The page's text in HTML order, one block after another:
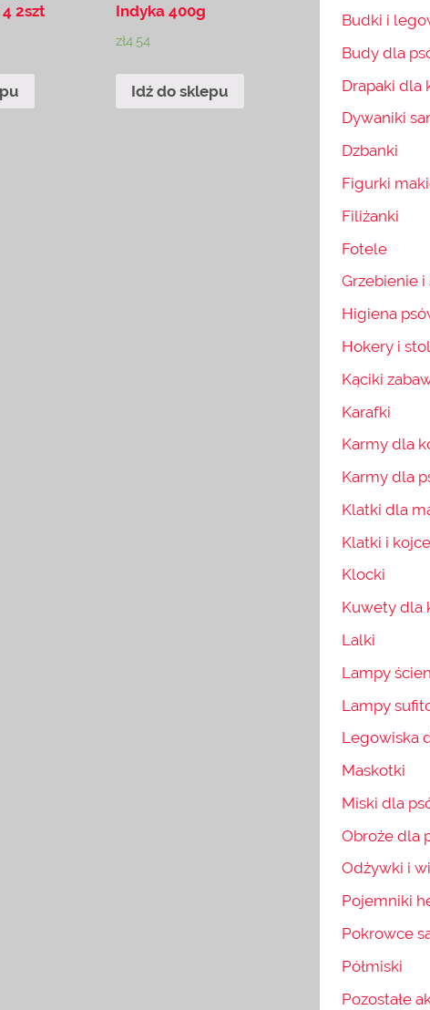
2szt
Indyka 400g
zł4.54
Idź do sklepu
Budki i
Budy dla
Drapaki dla
Dywaniki
Dzbanki
Figurki
Filiżanki
Fotele
Grzebienie
Higiena
Hokery i
Kąciki
Karafki
Karmy dla
Karmy dla
Klatki dla
Klatki i
Klocki
Kuwety dla
Lalki
Lampy
Lampy
Legowiska
Maskotki
Miski dla
Obroże dla
Odżywki i
Pojemniki
Pokrowce
Półmiski
Pozostałe